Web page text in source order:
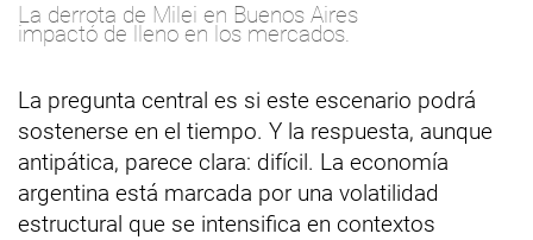
La derrota de Milei en Buenos Aires
impactó de lleno en los mercados.
La pregunta central es si este escenario podrá
sostenerse en el tiempo. Y la respuesta, aunque
antipática, parece clara: difícil. La economía
argentina está marcada por una volatilidad
estructural que se intensifica en contextos